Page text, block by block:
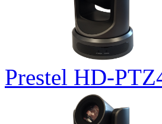
Prestel HD-